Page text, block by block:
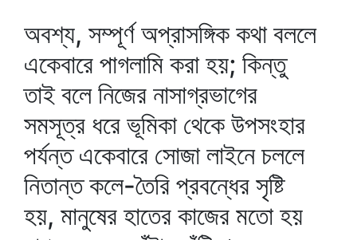
অবশ্য, সম্পূর্ণ অপ্রাসঙ্গিক কথা বললে
একেবারে পাগলামি করা হয়; কিন্তু
তাই বলে নিজের নাসাগ্রভাগের
সমসূত্র ধরে ভূমিকা থেকে উপসংহার
পর্যন্ত একেবারে সোজা লাইনে চললে
নিতান্ত কলে-তৈরি প্রবন্ধের সৃষ্টি
হয়, মানুষের হাতের কাজের মতো হয়